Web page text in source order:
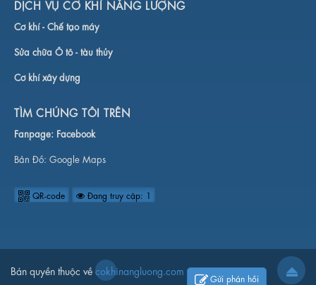
DỊCH VỤ CƠ KHÍ NĂNG LƯỢNG
Cơ khí -Chế tạo máy
Sửa chữa Ô tô - tàu thủy
Cơ khí xây dựng
TÌM CHÚNG TÔI TRÊN
Fanpage: Facebook
Bản Đồ: Google Maps
QR-code Đang truy cập: 1
Gửi phản hồi
Bản quyền thuộc về cokhinangluong.com